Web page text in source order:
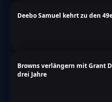
Deebo Samuel kehrt zu den
Browns verlängern mit Grant
drei Jahre